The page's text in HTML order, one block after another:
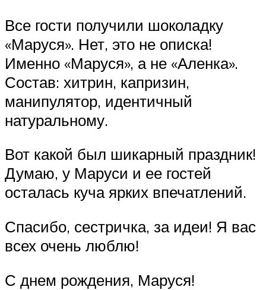
Все гости получили шоколадку
«Маруся». Нет, это не описка!
Именно «Маруся», а не «Аленка».
Состав: хитрин, капризин,
манипулятор, идентичный
натуральному.
Вот какой был шикарный праздник!
Думаю, у Маруси и ее гостей
осталась куча ярких впечатлений.
Спасибо, сестричка, за идеи! Я вас
всех очень люблю!
С днем рождения, Маруся!